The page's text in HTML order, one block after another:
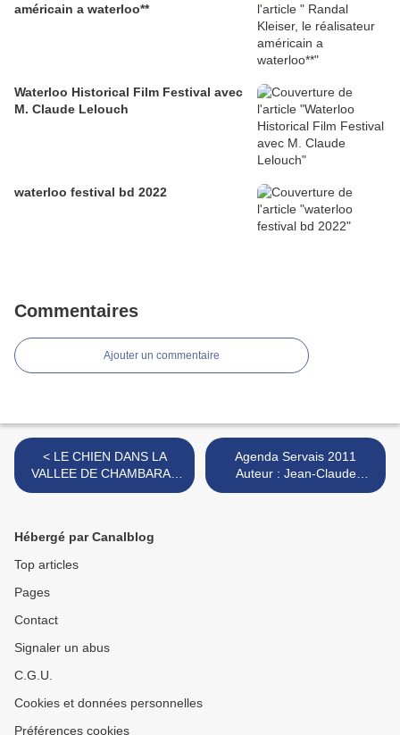
américain a waterloo**
Waterloo Historical Film Festival avec
M. Claude Lelouch
waterloo festival bd 2022
Commentaires
Ajouter un commentaire
< LE CHIEN DANS LA
VALLEE DE CHAMBARA -
signé Hugues Micol
Agenda Servais 2011
Auteur : Jean-Claude
Servais Éditeur : Weyrich
Hébergé par Canalblog
Top articles
Pages
Contact
Signaler un abus
C.G.U.
Cookies et données personnelles
Préférences cookies